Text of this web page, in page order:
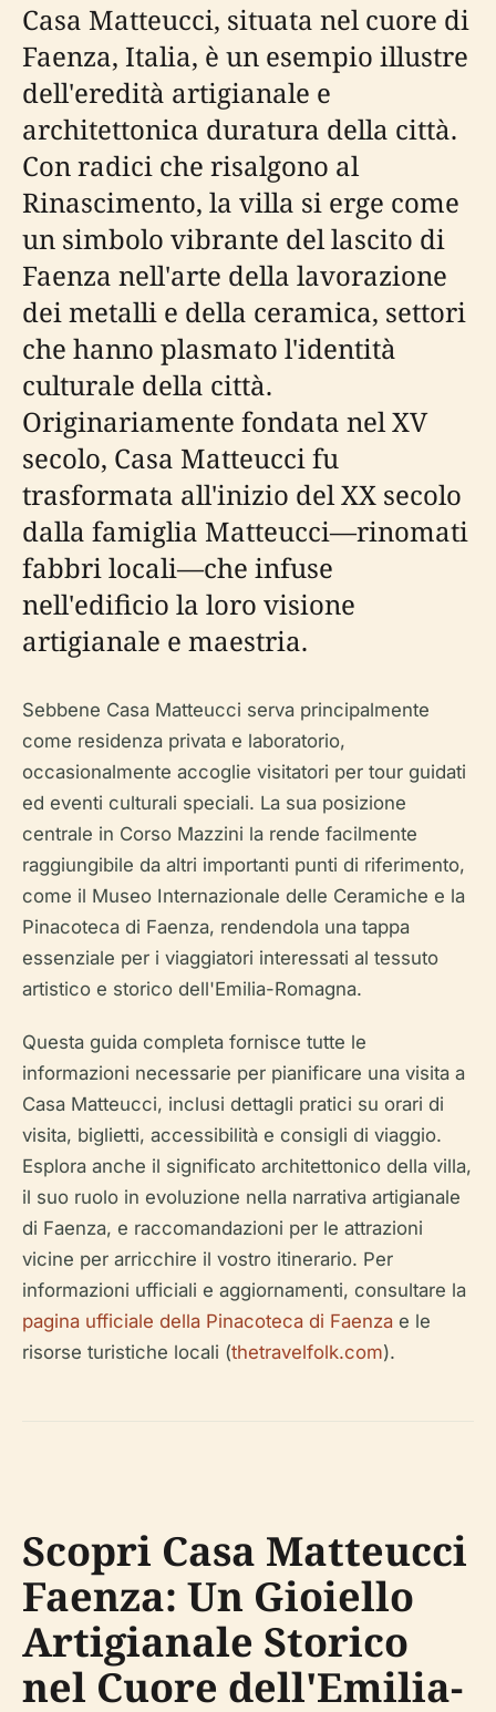
Casa Matteucci, situata nel cuore di
Faenza, Italia, è un esempio illustre
dell'eredità artigianale e
architettonica duratura della città.
Con radici che risalgono al
Rinascimento, la villa si erge come
un simbolo vibrante del lascito di
Faenza nell'arte della lavorazione
dei metalli e della ceramica, settori
che hanno plasmato l'identità
culturale della città.
Originariamente fondata nel XV
secolo, Casa Matteucci fu
trasformata all'inizio del XX secolo
dalla famiglia Matteucci—rinomati
fabbri locali—che infuse
nell'edificio la loro visione
artigianale e maestria.
Sebbene Casa Matteucci serva principalmente
come residenza privata e laboratorio,
occasionalmente accoglie visitatori per tour guidati
ed eventi culturali speciali. La sua posizione
centrale in Corso Mazzini la rende facilmente
raggiungibile da altri importanti punti di riferimento,
come il Museo Internazionale delle Ceramiche e la
Pinacoteca di Faenza, rendendola una tappa
essenziale per i viaggiatori interessati al tessuto
artistico e storico dell'Emilia-Romagna.
Questa guida completa fornisce tutte le
informazioni necessarie per pianificare una visita a
Casa Matteucci, inclusi dettagli pratici su orari di
visita, biglietti, accessibilità e consigli di viaggio.
Esplora anche il significato architettonico della villa,
il suo ruolo in evoluzione nella narrativa artigianale
di Faenza, e raccomandazioni per le attrazioni
vicine per arricchire il vostro itinerario. Per
informazioni ufficiali e aggiornamenti, consultare la
pagina ufficiale della Pinacoteca di Faenza e le
risorse turistiche locali (thetravelfolk.com).
Scopri Casa Matteucci
Faenza: Un Gioiello
Artigianale Storico
nel Cuore dell'Emilia-